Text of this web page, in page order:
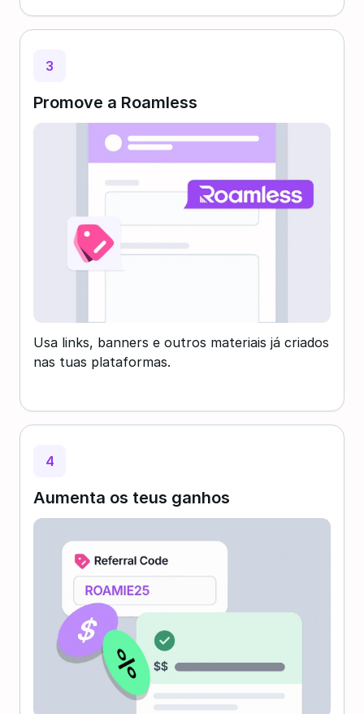
3
Promove a Roamless
Usa links, banners e outros materiais já criados
nas tuas plataformas.
4
Aumenta os teus ganhos